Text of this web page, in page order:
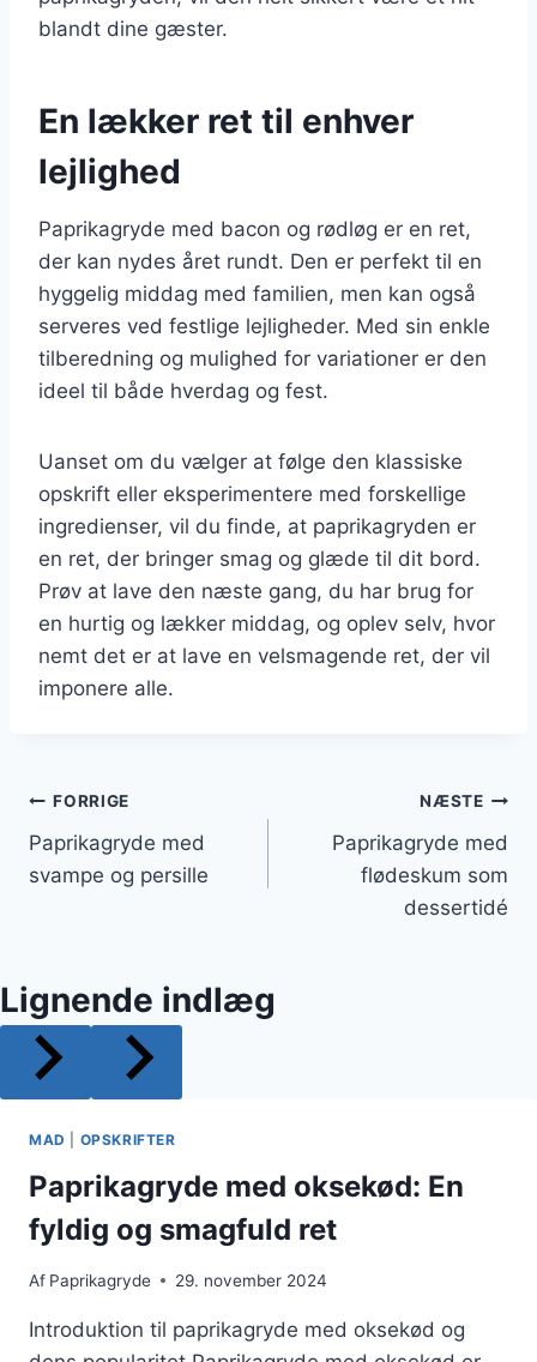
blandt dine gæster.
En lækker ret til enhver
lejlighed
Paprikagryde med bacon og rødløg er en ret,
der kan nydes året rundt. Den er perfekt til en
hyggelig middag med familien, men kan også
serveres ved festlige lejligheder. Med sin enkle
tilberedning og mulighed for variationer er den
ideel til både hverdag og fest.
Uanset om du vælger at følge den klassiske
opskrift eller eksperimentere med forskellige
ingredienser, vil du finde, at paprikagryden er
en ret, der bringer smag og glæde til dit bord.
Prøv at lave den næste gang, du har brug for
en hurtig og lækker middag, og oplev selv, hvor
nemt det er at lave en velsmagende ret, der vil
imponere alle.
Indlægsnavigation
FORRIGE
Paprikagryde med
svampe og persille
NÆSTE
Paprikagryde med
flødeskum som
dessertidé
Lignende indlæg
MAD OPSKRIFTER
Paprikagryde med oksekød: En
fyldig og smagfuld ret
Af Paprikagryde 29. november 2024
Introduktion til paprikagryde med oksekød og